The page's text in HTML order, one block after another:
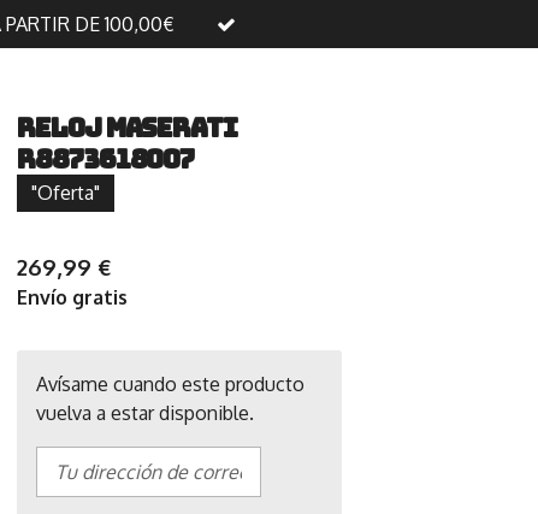
DE 100,00€
RELOJ MASERATI
R8873618007
"Oferta"
269,99 €
Envío gratis
Avísame cuando este producto
vuelva a estar disponible.